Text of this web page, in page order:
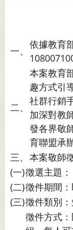
一、
依據教育
二、
本案教育
趣方式引
社群行銷
加深對教
發各界敬
育聯盟承
三、 本案敬師
(一)徵選主題：
(二)徵件期間：
(三)徵件類別：
徵件方式